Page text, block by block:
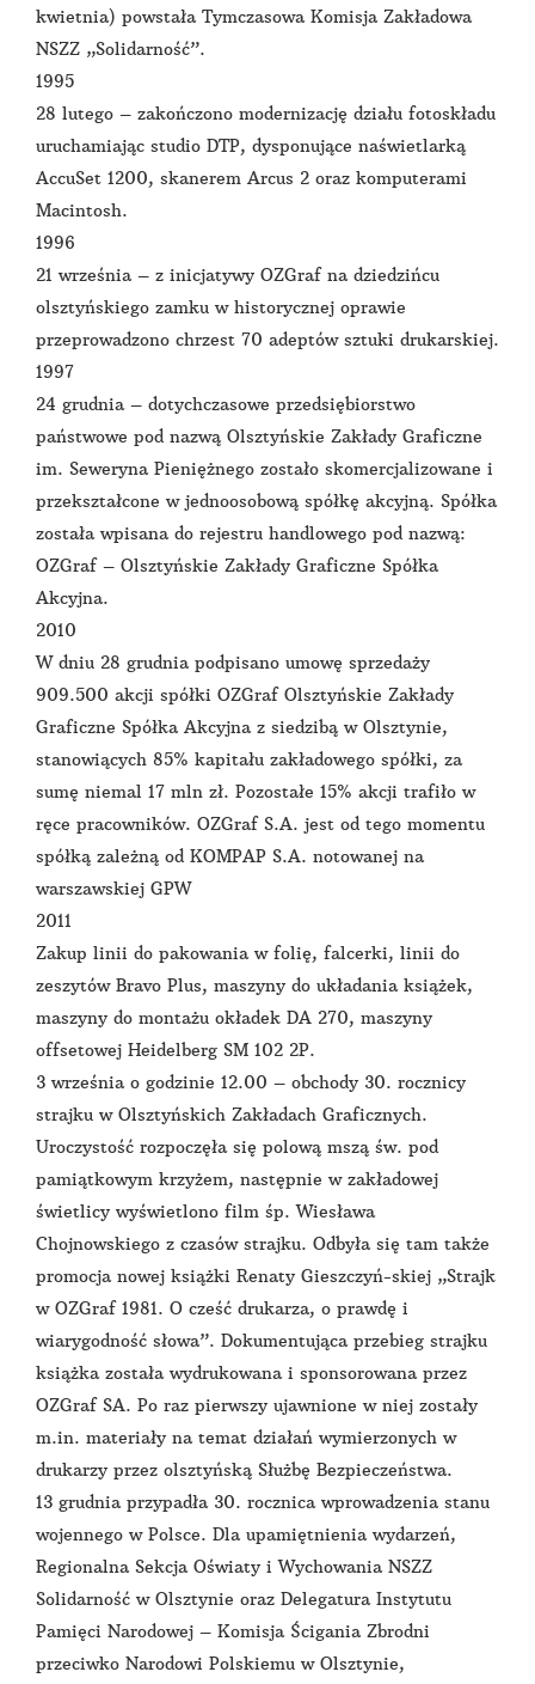
kwietnia) powstała Tymczasowa Komisja Zakładowa
NSZZ „Solidarność”.
1995
28 lutego – zakończono modernizację działu fotoskładu
uruchamiając studio DTP, dysponujące naświetlarką
AccuSet 1200, skanerem Arcus 2 oraz komputerami
Macintosh.
1996
21 września – z inicjatywy OZGraf na dziedzińcu
olsztyńskiego zamku w historycznej oprawie
przeprowadzono chrzest 70 adeptów sztuki drukarskiej.
1997
24 grudnia – dotychczasowe przedsiębiorstwo
państwowe pod nazwą Olsztyńskie Zakłady Graficzne
im. Seweryna Pieniężnego zostało skomercjalizowane i
przekształcone w jednoosobową spółkę akcyjną. Spółka
została wpisana do rejestru handlowego pod nazwą:
OZGraf – Olsztyńskie Zakłady Graficzne Spółka
Akcyjna.
2010
W dniu 28 grudnia podpisano umowę sprzedaży
909.500 akcji spółki OZGraf Olsztyńskie Zakłady
Graficzne Spółka Akcyjna z siedzibą w Olsztynie,
stanowiących 85% kapitału zakładowego spółki, za
sumę niemal 17 mln zł. Pozostałe 15% akcji trafiło w
ręce pracowników. OZGraf S.A. jest od tego momentu
spółką zależną od KOMPAP S.A. notowanej na
warszawskiej GPW
2011
Zakup linii do pakowania w folię, falcerki, linii do
zeszytów Bravo Plus, maszyny do układania książek,
maszyny do montażu okładek DA 270, maszyny
offsetowej Heidelberg SM 102 2P.
3 września o godzinie 12.00 – obchody 30. rocznicy
strajku w Olsztyńskich Zakładach Graficznych.
Uroczystość rozpoczęła się polową mszą św. pod
pamiątkowym krzyżem, następnie w zakładowej
świetlicy wyświetlono film śp. Wiesława
Chojnowskiego z czasów strajku. Odbyła się tam także
promocja nowej książki Renaty Gieszczyń-skiej „Strajk
w OZGraf 1981. O cześć drukarza, o prawdę i
wiarygodność słowa”. Dokumentująca przebieg strajku
książka została wydrukowana i sponsorowana przez
OZGraf SA. Po raz pierwszy ujawnione w niej zostały
m.in. materiały na temat działań wymierzonych w
drukarzy przez olsztyńską Służbę Bezpieczeństwa.
13 grudnia przypadła 30. rocznica wprowadzenia stanu
wojennego w Polsce. Dla upamiętnienia wydarzeń,
Regionalna Sekcja Oświaty i Wychowania NSZZ
Solidarność w Olsztynie oraz Delegatura Instytutu
Pamięci Narodowej – Komisja Ścigania Zbrodni
przeciwko Narodowi Polskiemu w Olsztynie,